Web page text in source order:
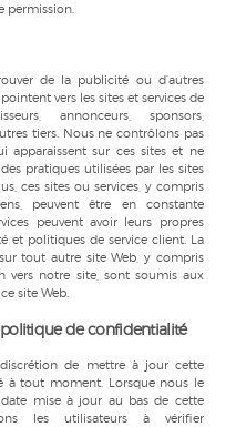
permission.
de la publicité ou d’autres
vers les sites et services de
annonceurs, sponsors,
tiers. Nous ne contrôlons pas
apparaissent sur ces sites et ne
pratiques utilisées par les sites
ces sites ou services, y compris
peuvent être en constante
peuvent avoir leurs propres
et politiques de service client. La
tout autre site Web, y compris
vers notre site, sont soumis aux
site Web.
de confidentialité
de mettre à jour cette
à tout moment. Lorsque nous le
mise à jour au bas de cette
les utilisateurs à vérifier